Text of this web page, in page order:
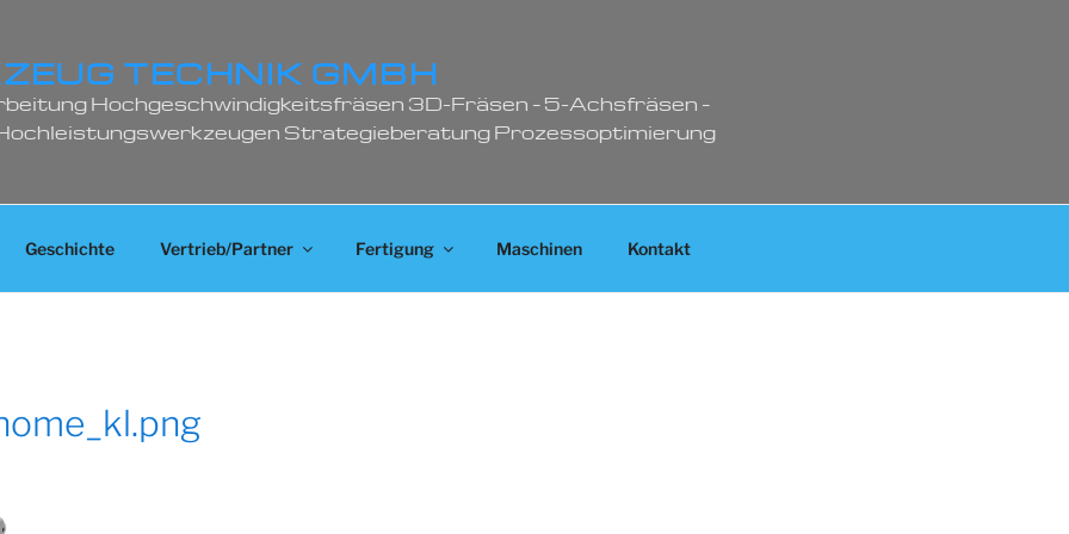
TECHNIK GMBH
Hochgeschwindigkeitsfräsen 3D-Fräsen – 5-Achsfräsen –
Strategieberatung Prozessoptimierung
Geschichte Vertrieb/Partner Fertigung Maschinen Kontakt